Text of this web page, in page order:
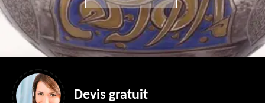
Devis gratuit